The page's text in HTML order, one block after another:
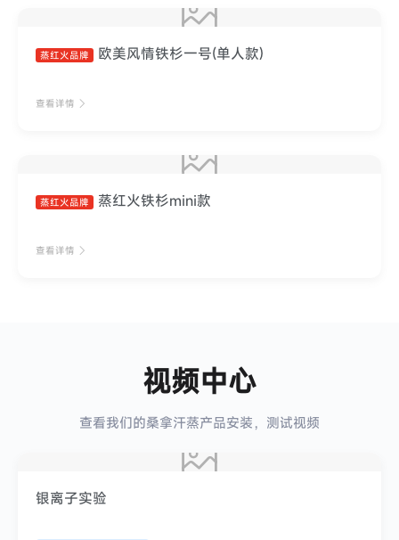
蒸红火品牌 欧美风情铁杉一号(单人款)
查看详情
蒸红火品牌 蒸红火铁杉mini款
查看详情
视频中心
查看我们的桑拿汗蒸产品安装，测试视频
银离子实验